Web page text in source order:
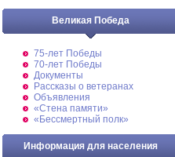
Великая Победа
75-лет Победы
70-лет Победы
Документы
Рассказы о ветеранах
Объявления
«Стена памяти»
«Бессмертный полк»
Информация для населения